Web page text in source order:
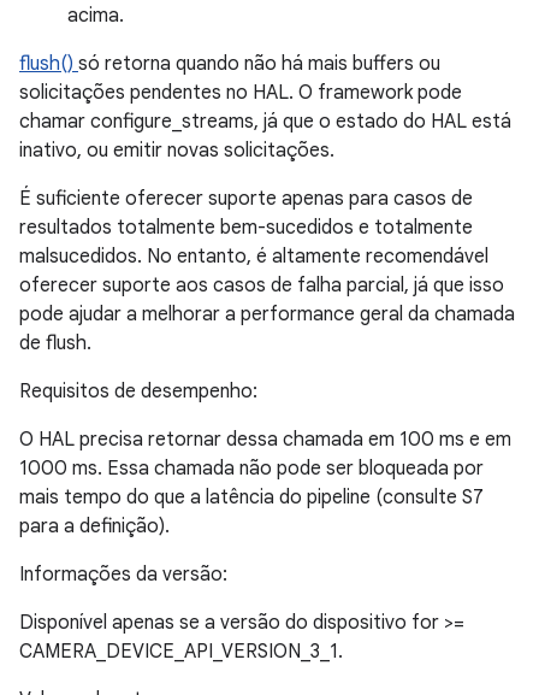
acima.
flush() só retorna quando não há mais buffers ou
solicitações pendentes no HAL. O framework pode
chamar configure_streams, já que o estado do HAL está
inativo, ou emitir novas solicitações.
É suficiente oferecer suporte apenas para casos de
resultados totalmente bem-sucedidos e totalmente
malsucedidos. No entanto, é altamente recomendável
oferecer suporte aos casos de falha parcial, já que isso
pode ajudar a melhorar a performance geral da chamada
de flush.
Requisitos de desempenho:
O HAL precisa retornar dessa chamada em 100 ms e em
1000 ms. Essa chamada não pode ser bloqueada por
mais tempo do que a latência do pipeline (consulte S7
para a definição).
Informações da versão:
Disponível apenas se a versão do dispositivo for >=
CAMERA_DEVICE_API_VERSION_3_1.